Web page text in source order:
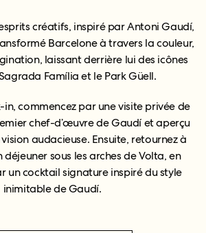
créatifs, inspiré par Antoni Gaudí,
Barcelone à travers la couleur,
laissant derrière lui des icônes
Família et le Park Güell.
commencez par une visite privée de
chef-d’œuvre de Gaudí et aperçu
audacieuse. Ensuite, retournez à
sous les arches de Volta, en
un cocktail signature inspiré du style
inimitable de Gaudí.